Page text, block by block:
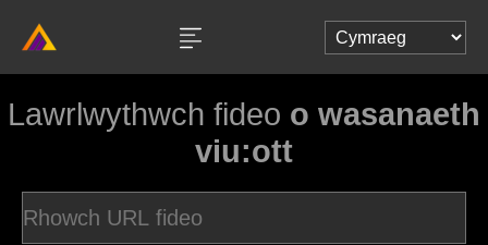
Lawrlwythwch fideo o wasanaeth
viu:ott